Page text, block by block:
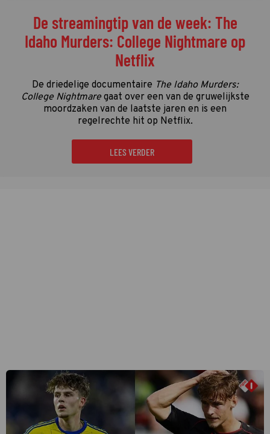
De streamingtip van de week: The
Idaho Murders: College Nightmare op
Netflix
De driedelige documentaire The Idaho Murders:
College Nightmaregaat over een van de gruwelijkste
moordzaken van de laatste jaren en is een
regelrechte hit op Netflix.
LEES VERDER